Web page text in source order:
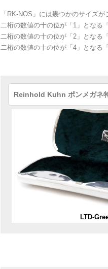
「RK-NOS」には幾つかのサイズが
二桁の数値の十の位が「1」となる
二桁の数値の十の位が「2」となる
二桁の数値の十の位が「4」となる
Reinhold Kuhn ポンメガネ
LTD-